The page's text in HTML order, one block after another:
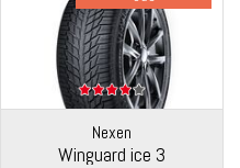
Nexen
Winguard ice 3